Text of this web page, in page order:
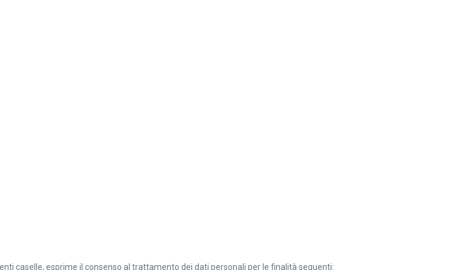
caselle, esprime il consenso al trattamento dei dati personali per le finalità seguenti: